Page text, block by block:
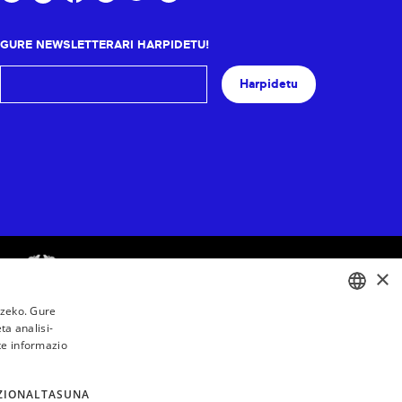
GURE NEWSLETTERARI HARPIDETU!
Harpidetu
×
Gure
analisi-
informazio